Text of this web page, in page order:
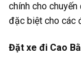
chính cho
đặc biệt cho các
Đặt xe đi Cao